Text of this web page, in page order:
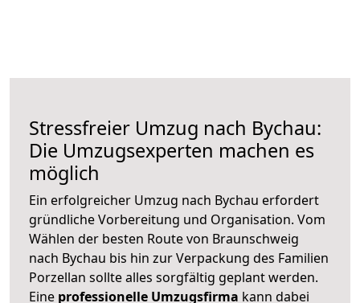
Stressfreier Umzug nach Bychau:
Die Umzugsexperten machen es
möglich
Ein erfolgreicher Umzug nach Bychau erfordert
gründliche Vorbereitung und Organisation. Vom
Wählen der besten Route von Braunschweig
nach Bychau bis hin zur Verpackung des Familien
Porzellan sollte alles sorgfältig geplant werden.
Eine professionelle Umzugsfirma kann dabei